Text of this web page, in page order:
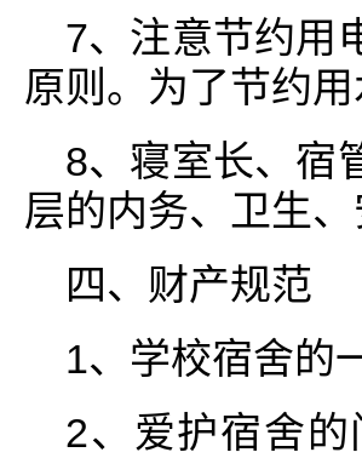
7、注意节约用
原则。为了节约
8、寝室长、宿
层的内务、卫生
四、财产规范
1、学校宿舍的
2、爱护宿舍